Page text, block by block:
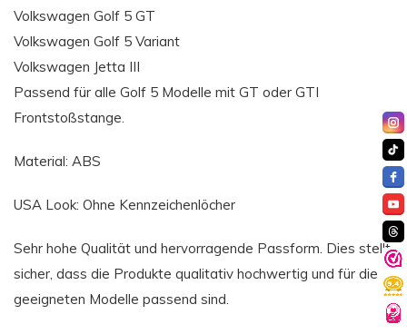
Volkswagen Golf 5 GT
Volkswagen Golf 5 Variant
Volkswagen Jetta III
Passend für alle Golf 5 Modelle mit GT oder GTI
Frontstoßstange.
Material: ABS
USA Look: Ohne Kennzeichenlöcher
Sehr hohe Qualität und hervorragende Passform. Dies stellt
sicher, dass die Produkte qualitativ hochwertig und für die
geeigneten Modelle passend sind.